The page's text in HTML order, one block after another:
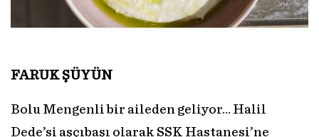
FARUK ŞÜYÜN
Bolu Mengenli bir aileden geliyor… Halil
Dede’si aşçıbaşı olarak SSK Hastanesi’ne